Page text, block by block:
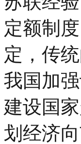
定额制
定，传
我国加
建设国
划经济